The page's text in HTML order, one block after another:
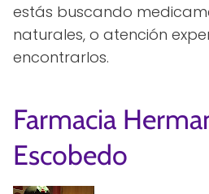
estás buscando
naturales, o atención
encontrarlos.
Farmacia
Escobedo